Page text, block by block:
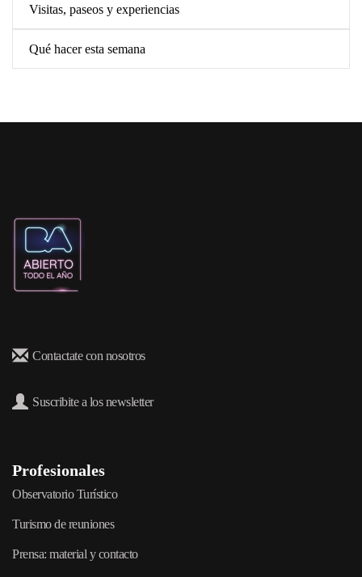
Visitas, paseos y experiencias
Qué hacer esta semana
Contactate con nosotros
Suscribite a los newsletter
Profesionales
Observatorio Turístico
Turismo de reuniones
Prensa: material y contacto